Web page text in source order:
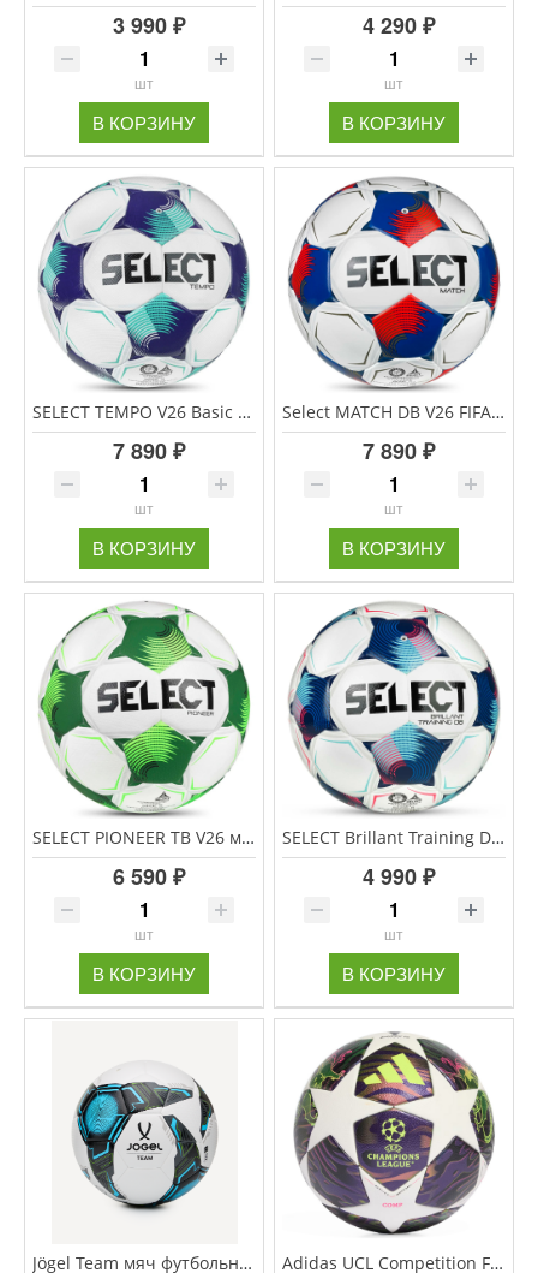
3 990 ₽
шт
В КОРЗИНУ
4 290 ₽
шт
В КОРЗИНУ
SELECT TEMPO V26 Basic Fifa мяч футбольный размер 5
7 890 ₽
шт
В КОРЗИНУ
Select MATCH DB V26 FIFA BASIC мяч футбольный размер 5
7 890 ₽
шт
В КОРЗИНУ
SELECT PIONEER TB V26 мяч футбольный размер 5
6 590 ₽
шт
В КОРЗИНУ
SELECT Brillant Training DB V25 Fifa Basic мяч футбольный размер 5
4 990 ₽
шт
В КОРЗИНУ
Jögel Team мяч футбольный белый размер 3 Adidas UCL Competition FIFA Quality Pro мяч футбольный размер 5